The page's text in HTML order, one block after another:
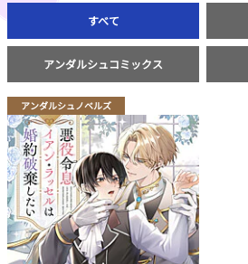
すべて
アンダルシュコミックス
アンダルシュノベルズ